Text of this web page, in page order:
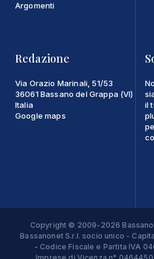
Argomenti
Redazione
Via Orazio Marinali, 51/53
36061 Bassano del Grappa (VI)
Italia
Google maps
il
Copyright © 2009-2026
Bassanonet S.r.l. socio unico -
- Codice Fiscale e Partita IVA